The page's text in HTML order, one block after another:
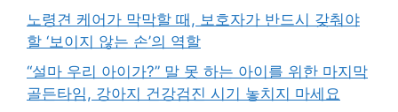
노령견 케어가 막막할 때, 보호자가 반드시 갖춰야
할 ‘보이지 않는 손’의 역할
“설마 우리 아이가?” 말 못 하는 아이를 위한 마지막
골든타임, 강아지 건강검진 시기 놓치지 마세요